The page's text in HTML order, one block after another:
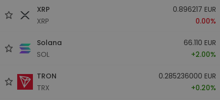
XRP
XRP
0.896217 EUR
0.00%
Solana
SOL
66.110 EUR
+2.00%
TRON
TRX
0.285236000 EUR
+0.20%